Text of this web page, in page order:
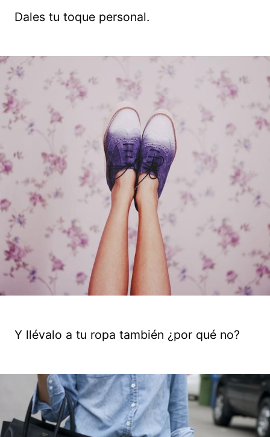
Dales tu toque personal.
Y llévalo a tu ropa también ¿por qué no?